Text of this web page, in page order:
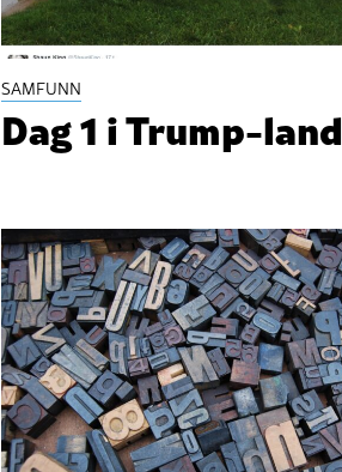
SAMFUNN
Dag 1 i Trump-land